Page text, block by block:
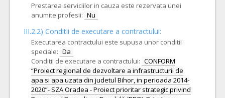
Prestarea serviciilor in cauza este rezervata unei
anumite profesii: Nu
III.2.2) Conditii de executare a contractului:
Executarea contractului este supusa unor conditii
speciale: Da
Conditii de executare a contractului: CONFORM
“Proiect regional de dezvoltare a infrastructurii de
apa si apa uzata din judetul Bihor, in perioada 2014-
2020”- SZA Oradea - Proiect prioritar strategic privind